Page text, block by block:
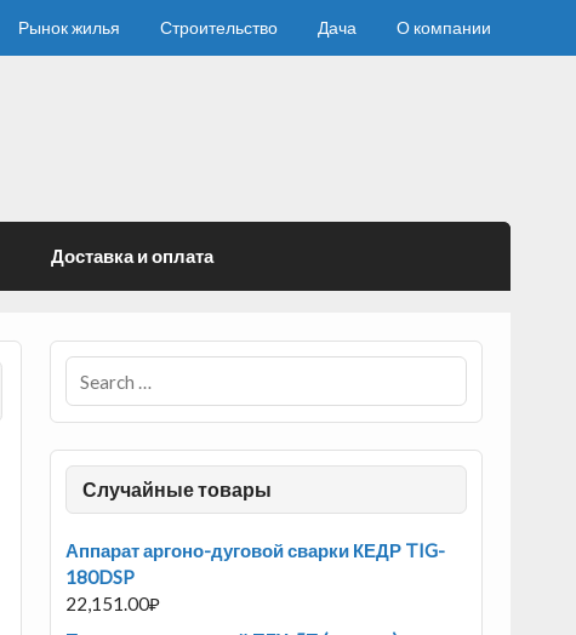
Рынок жилья Строительство Дача О компании
Доставка и оплата
Случайные товары
Аппарат аргоно-дуговой сварки КЕДР TIG-
180DSP
22,151.00₽